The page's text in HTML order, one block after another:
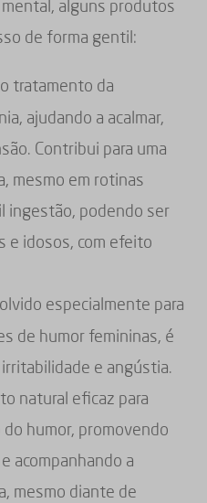
alguns produtos
de forma gentil:
tratamento da
ajudando a acalmar,
Contribui para uma
mesmo em rotinas
ingestão, podendo ser
e idosos, com efeito
especialmente para
de humor femininas, é
e angústia.
natural eficaz para
humor, promovendo
acompanhando a
mesmo diante de